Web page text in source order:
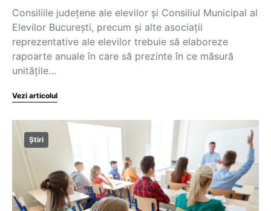
Consiliile județene ale elevilor și Consiliul Municipal al
Elevilor București, precum și alte asociații
reprezentative ale elevilor trebuie să elaboreze
rapoarte anuale în care să prezinte în ce măsură
unitățile…
Vezi articolul
Știri